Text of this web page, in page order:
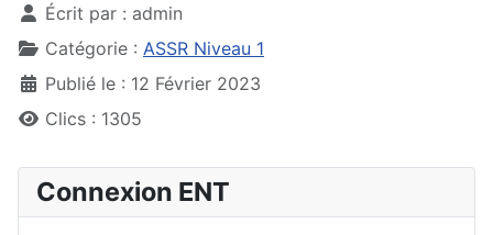
Écrit par : admin
Catégorie : ASSR Niveau 1
Publié le : 12 Février 2023
Clics : 1305
Connexion ENT